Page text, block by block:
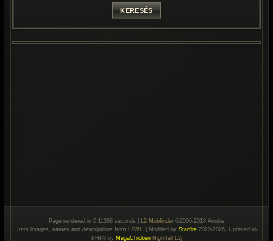
Page rendered in 0.11068 seconds | L2 Mobfinder©2006-2018 Anubis
Item images, names and descriptions from L2WH | Modded by Starfire2020-2026, Updated to
PHP8 by MegaChicken Nightfall L2j